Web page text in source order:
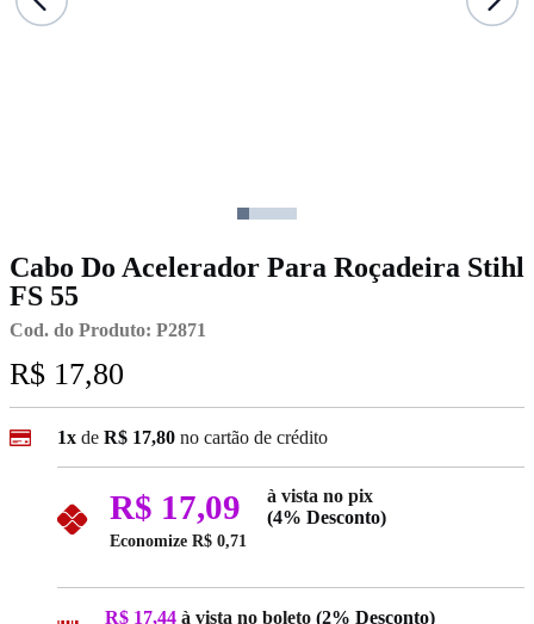
Cabo Do Acelerador Para Roçadeira Stihl
FS 55
Cod. do Produto: P2871
R$ 17,80
1x de R$ 17,80 no cartão de crédito
R$ 17,09
à vista no pix
(4% Desconto)
Economize R$ 0,71
R$ 17,44 à vista no boleto (2% Desconto)